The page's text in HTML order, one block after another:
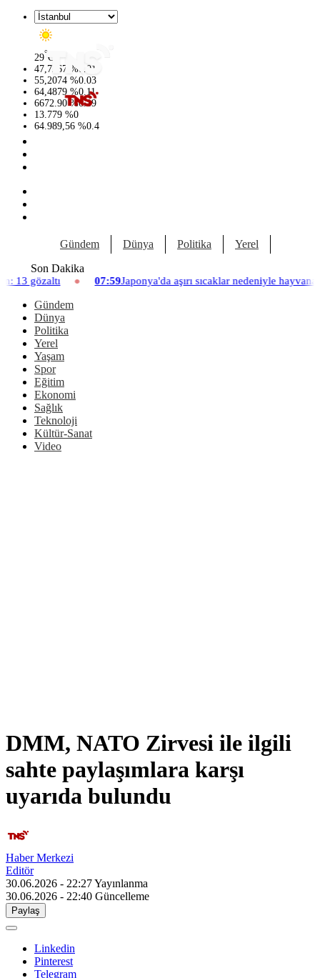
29°C
47,7267 %0.01
55,2074 %0.03
64,4879 %0.11
6672.90 %0.19
13.779 %0
64.989,56 %0.4
Gündem Dünya Politika Yerel
Son Dakika
07:59Japonya'da aşırı sıcaklar nedeniyle hayvanat bahçesinde üç
Gündem
Dünya
Politika
Yerel
Yaşam
Spor
Eğitim
Ekonomi
Sağlık
Teknoloji
Kültür-Sanat
Video
DMM, NATO Zirvesi ile ilgili
sahte paylaşımlara karşı
uyarıda bulundu
Haber Merkezi
Editör
30.06.2026 - 22:27Yayınlanma
30.06.2026 - 22:40 Güncelleme
Paylaş
Linkedin
Pinterest
Telegram